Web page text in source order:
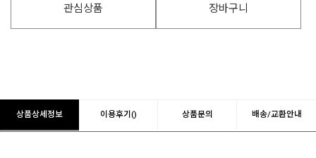
관심상품 장바구니
상품상세정보 이용후기() 상품문의 배송/교환안내